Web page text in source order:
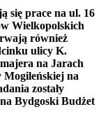
się prace na ul. 16
Wielkopolskich
również
ulicy K.
na Jarach
Mogileńskiej na
zostały
Bydgoski Budżet